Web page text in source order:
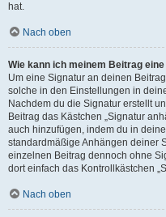
hat.
Nach oben
Wie kann ich meinem Beitrag
Um eine Signatur an deinen
solche in den Einstellungen in
Nachdem du die Signatur erstellt
Beitrag das Kästchen „Signatur
auch hinzufügen, indem du in
standardmäßige Anhängen deiner
einzelnen Beitrag dennoch ohne
dort einfach das Kontrollkästchen
Nach oben